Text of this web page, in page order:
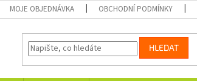
MOJE OBJEDNÁVKA OBCHODNÍ PODMÍNKY
HLEDAT